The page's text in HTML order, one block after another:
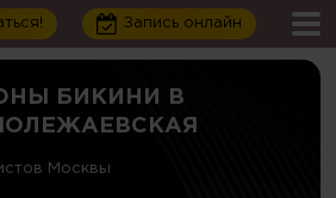
Запись онлайн
БИКИНИ В
Москвы